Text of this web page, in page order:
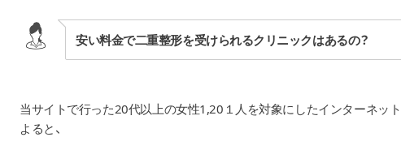
安い料金で二重整形を受けられるクリニックはあるの？
当サイトで行った20代以上の女性1,20１人を対象にしたインターネッ
よると、